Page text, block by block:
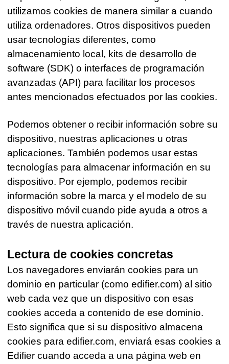
utilizamos cookies de manera similar a cuando
utiliza ordenadores. Otros dispositivos pueden
usar tecnologías diferentes, como
almacenamiento local, kits de desarrollo de
software (SDK) o interfaces de programación
avanzadas (API) para facilitar los procesos
antes mencionados efectuados por las cookies.
Podemos obtener o recibir información sobre su
dispositivo, nuestras aplicaciones u otras
aplicaciones. También podemos usar estas
tecnologías para almacenar información en su
dispositivo. Por ejemplo, podemos recibir
información sobre la marca y el modelo de su
dispositivo móvil cuando pide ayuda a otros a
través de nuestra aplicación.
Lectura de cookies concretas
Los navegadores enviarán cookies para un
dominio en particular (como edifier.com) al sitio
web cada vez que un dispositivo con esas
cookies acceda a contenido de ese dominio.
Esto significa que si su dispositivo almacena
cookies para edifier.com, enviará esas cookies a
Edifier cuando acceda a una página web en